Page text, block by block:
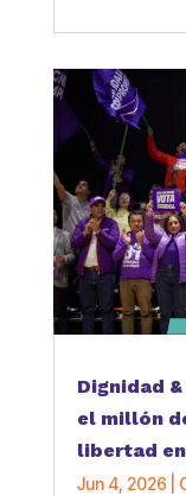
Dignidad
el millón
libertad
Jun 4, 2026